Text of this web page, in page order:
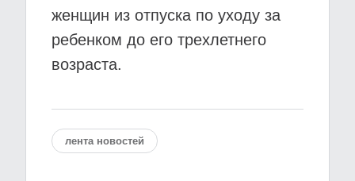
женщин из отпуска по уходу за
ребенком до его трехлетнего
возраста.
лента новостей